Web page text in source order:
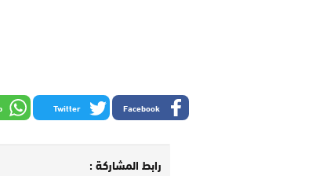
Facebook
Twitter
رابط المشاركة :